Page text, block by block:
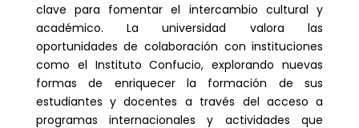
clave para fomentar el intercambio cultural y
académico. La universidad valora las
oportunidades de colaboración con instituciones
como el Instituto Confucio, explorando nuevas
formas de enriquecer la formación de sus
estudiantes y docentes a través del acceso a
programas internacionales y actividades que